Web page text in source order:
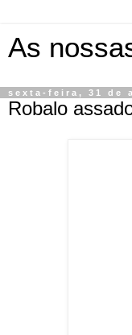
As
sexta-feira, 31 de
Robalo